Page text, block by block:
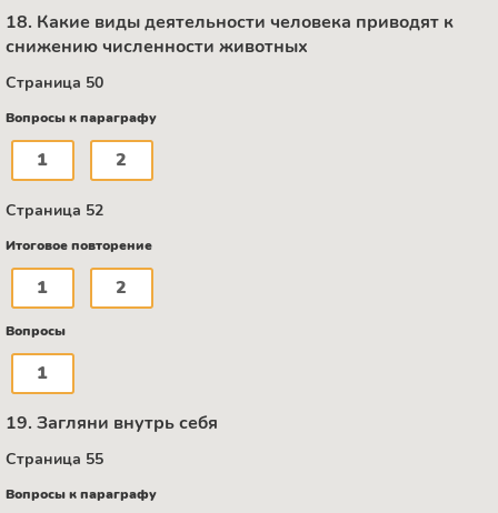
18. Какие виды деятельности человека приводят к
снижению численности животных
Страница 50
Вопросы к параграфу
1 2
Страница 52
Итоговое повторение
1 2
Вопросы
1
19. Загляни внутрь себя
Страница 55
Вопросы к параграфу